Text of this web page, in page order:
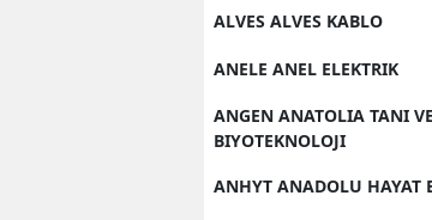
ALVES ALVES KABLO
ANELE ANEL ELEKTRIK
ANGEN ANATOLIA TANI VE
BIYOTEKNOLOJI
ANHYT ANADOLU HAYAT